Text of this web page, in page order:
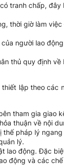
tranh chấp,
thời giờ làm việc
người lao
thủ quy định về
lập theo các
tham gia giao
thuận về nội
pháp lý
lý.
lao động. Đặc
động và các